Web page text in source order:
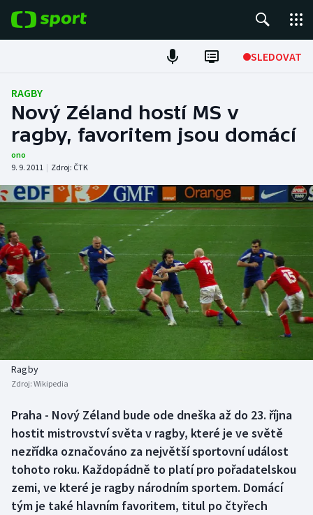
SLEDOVAT
Fotbal
Hokej
Atletika
Cyklistika
DALŠÍ SPORTY
Americký fotbal
Baseball a softbal
Basketbal
Biatlon
Boby a skeleton
Box
Curling
NEPŘEHLÉDNĚTE
Soutěže
Historické návraty
Aplikace ČT sport
AZ kvíz
RAGBY
Nový Zéland hostí MS v
ragby, favoritem jsou domácí
ono
9. 9. 2011 | Zdroj: ČTK
Ragby
Zdroj: Wikipedia
Praha - Nový Zéland bude ode dneška až do 23. října
hostit mistrovství světa v ragby, které je ve světě
nezřídka označováno za největší sportovní událost
tohoto roku. Každopádně to platí pro pořadatelskou
zemi, ve které je ragby národním sportem. Domácí
tým je také hlavním favoritem, titul po čtyřech